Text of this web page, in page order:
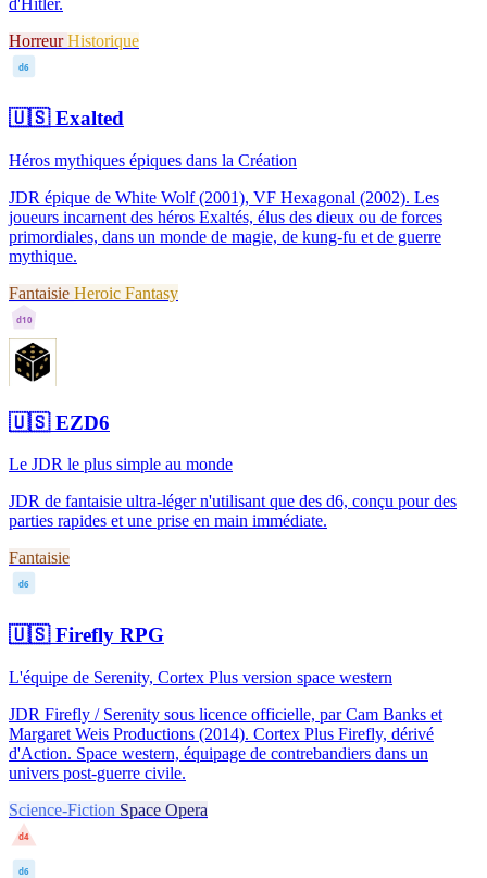
d'Hitler.
HorreurHistorique
d6
🇺🇸Exalted
Héros mythiques épiques dans la Création
JDR épique de White Wolf (2001), VF Hexagonal (2002). Les
joueurs incarnent des héros Exaltés, élus des dieux ou de forces
primordiales, dans un monde de magie, de kung-fu et de guerre
mythique.
Fantaisie Heroic Fantasy
d10
🇺🇸EZD6
Le JDR le plus simple au monde
JDR de fantaisie ultra-léger n'utilisant que des d6, conçu pour des
parties rapides et une prise en main immédiate.
Fantaisie
d6
🇺🇸Firefly RPG
L'équipe de Serenity, Cortex Plus version space western
JDR Firefly / Serenity sous licence officielle, par Cam Banks et
Margaret Weis Productions (2014). Cortex Plus Firefly, dérivé
d'Action. Space western, équipage de contrebandiers dans un
univers post-guerre civile.
Science-Fiction Space Opera
d4
d6